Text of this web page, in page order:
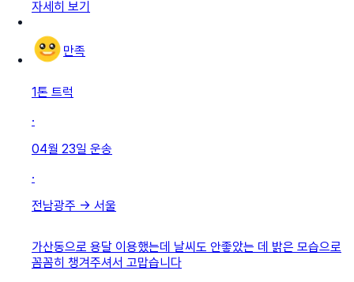
자세히 보기
만족
1톤 트럭
·
04월 23일 운송
·
전남광주 → 서울
가산동으로 용달 이용했는데 날씨도 안좋았는 데 밝은 모습으로
꼼꼼히 챙겨주셔서 고맙습니다